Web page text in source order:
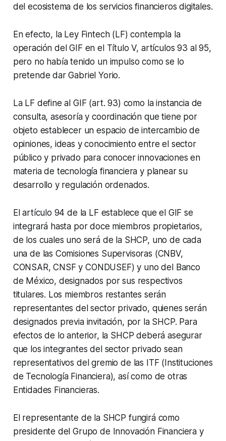
del ecosistema de los servicios financieros digitales.
En efecto, la Ley Fintech (LF) contempla la
operación del GIF en el Título V, artículos 93 al 95,
pero no había tenido un impulso como se lo
pretende dar Gabriel Yorio.
La LF define al GIF (art. 93) como la instancia de
consulta, asesoría y coordinación que tiene por
objeto establecer un espacio de intercambio de
opiniones, ideas y conocimiento entre el sector
público y privado para conocer innovaciones en
materia de tecnología financiera y planear su
desarrollo y regulación ordenados.
El artículo 94 de la LF establece que el GIF se
integrará hasta por doce miembros propietarios,
de los cuales uno será de la SHCP, uno de cada
una de las Comisiones Supervisoras (CNBV,
CONSAR, CNSF y CONDUSEF) y uno del Banco
de México, designados por sus respectivos
titulares. Los miembros restantes serán
representantes del sector privado, quienes serán
designados previa invitación, por la SHCP. Para
efectos de lo anterior, la SHCP deberá asegurar
que los integrantes del sector privado sean
representativos del gremio de las ITF (Instituciones
de Tecnología Financiera), así como de otras
Entidades Financieras.
El representante de la SHCP fungirá como
presidente del Grupo de Innovación Financiera y